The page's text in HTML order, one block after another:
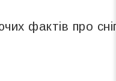
фактів про